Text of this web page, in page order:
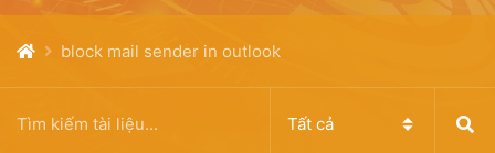
block mail sender in outlook